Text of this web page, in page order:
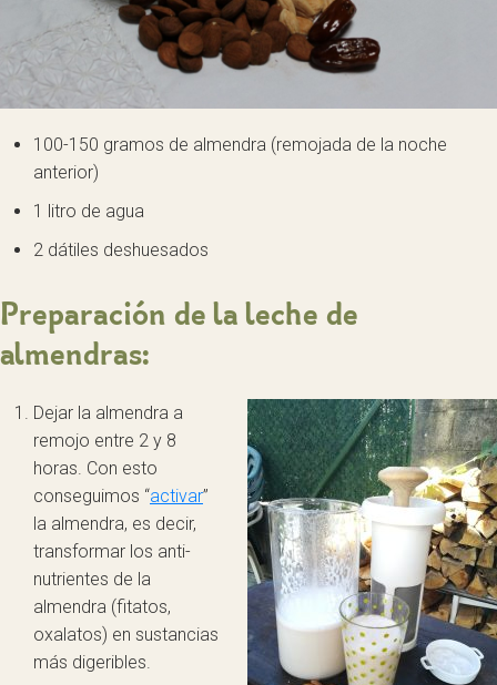
100-150 gramos de almendra (remojada de la noche
anterior)
1 litro de agua
2 dátiles deshuesados
Preparación de la leche de
almendras:
Dejar la almendra a
remojo entre 2 y 8
horas. Con esto
conseguimos “activar”
la almendra, es decir,
transformar los anti-
nutrientes de la
almendra (fitatos,
oxalatos) en sustancias
más digeribles.